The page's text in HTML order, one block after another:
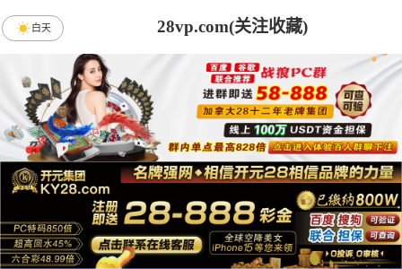
28vp.com(关注收藏)
白天